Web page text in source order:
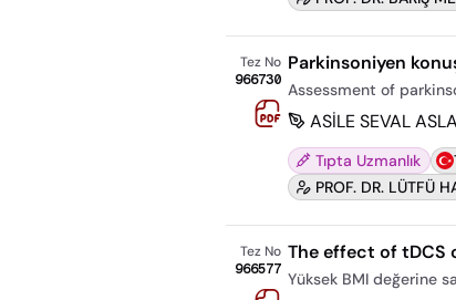
Tez No
966730
Parkinsoniyen
Assessment of
ASİLE SEVAL
Tıpta Uzmanlık
PROF. DR. LÜTFÜ
Tez No
966577
The effect of tDCS
Yüksek BMI değerine